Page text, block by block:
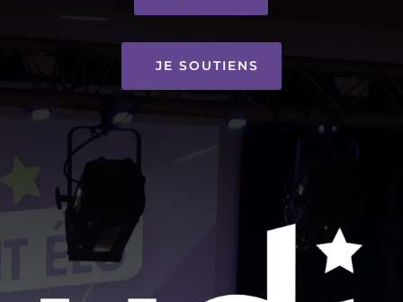
JE SOUTIENS